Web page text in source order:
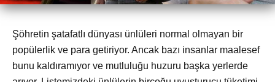
Şöhretin şatafatlı dünyası ünlüleri normal olmayan bir
popülerlik ve para getiriyor. Ancak bazı insanlar maalesef
bunu kaldıramıyor ve mutluluğu huzuru başka yerlerde